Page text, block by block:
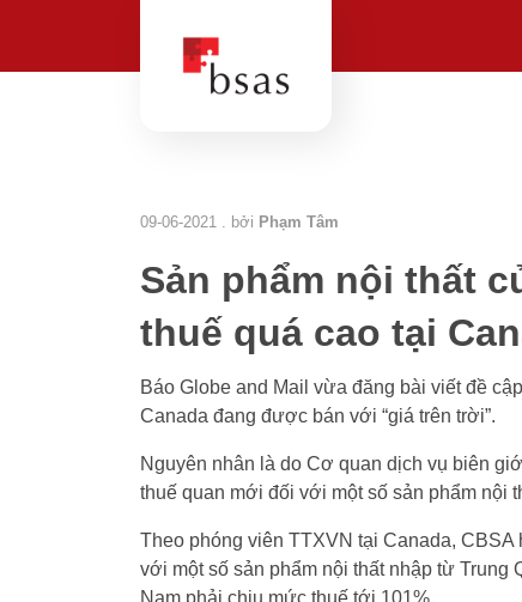
09-06-2021 . bởi Phạm Tâm
Sản phẩm nội thất
thuế quá cao tại
Báo Globe and Mail vừa đăng bài viết đề
Canada đang được bán với “giá trên trời”.
Nguyên nhân là do Cơ quan dịch vụ biên
thuế quan mới đối với một số sản phẩm nội
Theo phóng viên TTXVN tại Canada,
với một số sản phẩm nội thất nhập từ Trung
Nam phải chịu mức thuế tới 101%.